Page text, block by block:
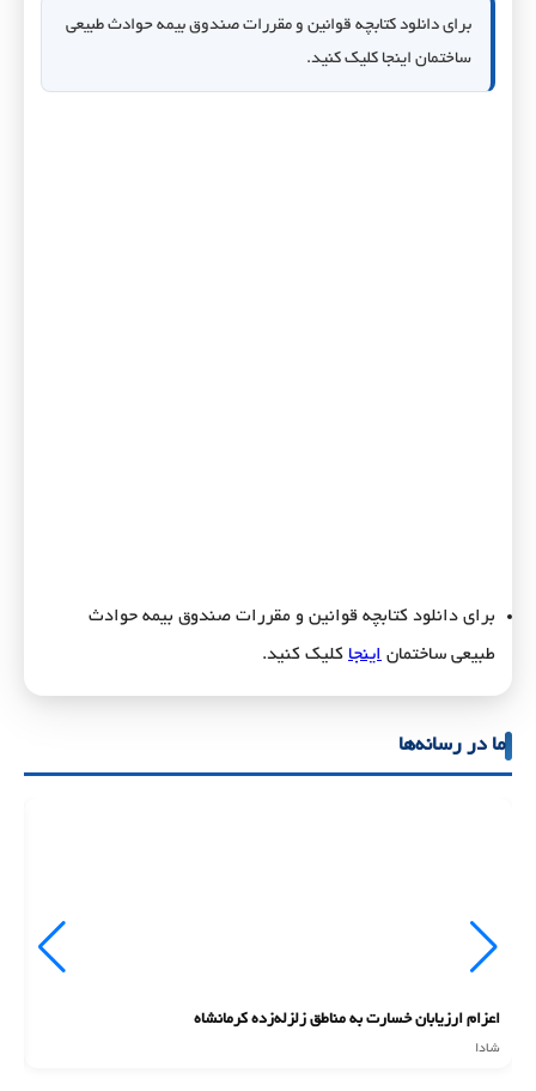
برای دانلود کتابچه قوانین و مقررات صندوق بیمه حوادث طبیعی
ساختمان اینجا کلیک کنید.
برای دانلود کتابچه قوانین و مقررات صندوق بیمه حوادث
طبیعی ساختمان اینجا کلیک کنید.
ما در رسانه‌ها
اعزام ارزیابان خسارت به مناطق زلزله‌زده کرمانشاه
شادا